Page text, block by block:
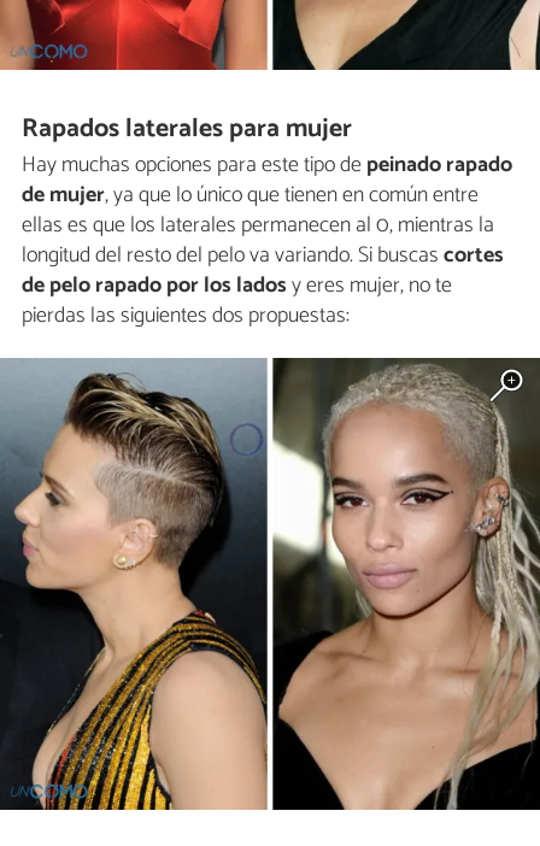
Rapados laterales para mujer
Hay muchas opciones para este tipo depeinado rapado
de mujer, ya que lo único que tienen en común entre
ellas es que los laterales permanecen al 0, mientras la
longitud del resto del pelo va variando. Si buscascortes
de pelo rapado por los ladosy eres mujer, no te
pierdas las siguientes dos propuestas: